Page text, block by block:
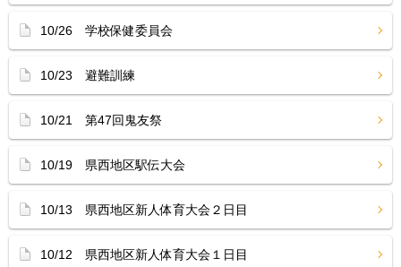
10/26 学校保健委員会
10/23 避難訓練
10/21 第47回鬼友祭
10/19 県西地区駅伝大会
10/13 県西地区新人体育大会２日目
10/12 県西地区新人体育大会１日目